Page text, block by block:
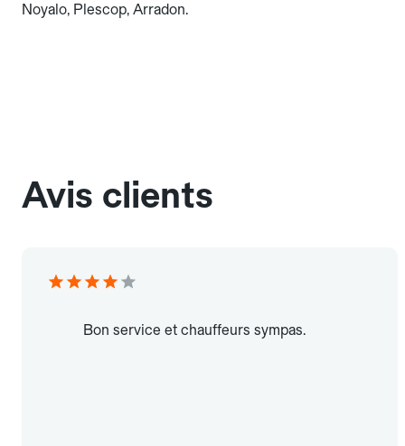
Noyalo, Plescop, Arradon.
Avis clients
Bon service et chauffeurs sympas.